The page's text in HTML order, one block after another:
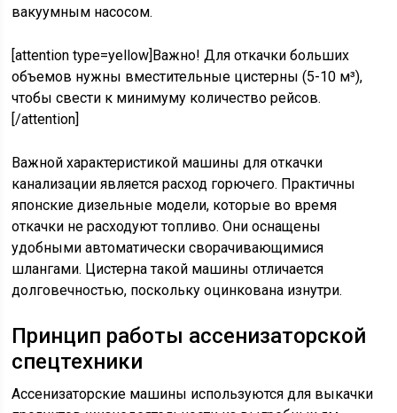
вакуумным насосом.
[attention type=yellow]Важно! Для откачки больших
объемов нужны вместительные цистерны (5-10 м³),
чтобы свести к минимуму количество рейсов.
[/attention]
Важной характеристикой машины для откачки
канализации является расход горючего. Практичны
японские дизельные модели, которые во время
откачки не расходуют топливо. Они оснащены
удобными автоматически сворачивающимися
шлангами. Цистерна такой машины отличается
долговечностью, поскольку оцинкована изнутри.
Принцип работы ассенизаторской
спецтехники
Ассенизаторские машины используются для выкачки